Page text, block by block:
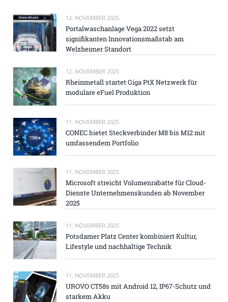
12. NOVEMBER 2025
Portalwaschanlage Vega 2022 setzt
signifikanten Innovationsmaßstab am
Welzheimer Standort
12. NOVEMBER 2025
Rheinmetall startet Giga PtX Netzwerk für
modulare eFuel Produktion
11. NOVEMBER 2025
CONEC bietet Steckverbinder M8 bis M12 mit
umfassendem Portfolio
11. NOVEMBER 2025
Microsoft streicht Volumenrabatte für Cloud-
Dienste Unternehmenskunden ab November
2025
11. NOVEMBER 2025
Potsdamer Platz Center kombiniert Kultur,
Lifestyle und nachhaltige Technik
11. NOVEMBER 2025
UROVO CT58s mit Android 12, IP67-Schutz und
starkem Akku